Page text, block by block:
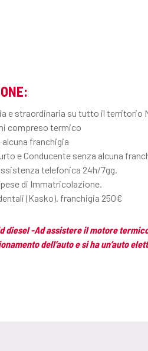
e straordinaria su tutto il territorio
compreso termico
alcuna franchigia
e Conducente senza alcuna
telefonica 24h/7gg.
di Immatricolazione.
(Kasko). franchigia 250€
diesel -Ad assistere il motore
dell’auto e si ha un’auto